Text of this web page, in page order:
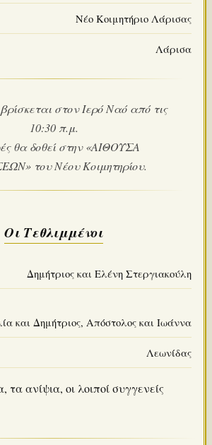
Νέο Κοιμητήριο Λάρισας
Λάρισα
στον Ιερό Ναό από τις
10:30 π.μ.
θα δοθεί στην «ΑΙΘΟΥΣΑ
του Νέου Κοιμητηρίου.
Οι Τεθλιμμένοι
Δημήτριος και Ελένη Στεργιακούλη
και Δημήτριος, Απόστολος και Ιωάννα
Λεωνίδας
τα ανίψια, οι λοιποί συγγενείς